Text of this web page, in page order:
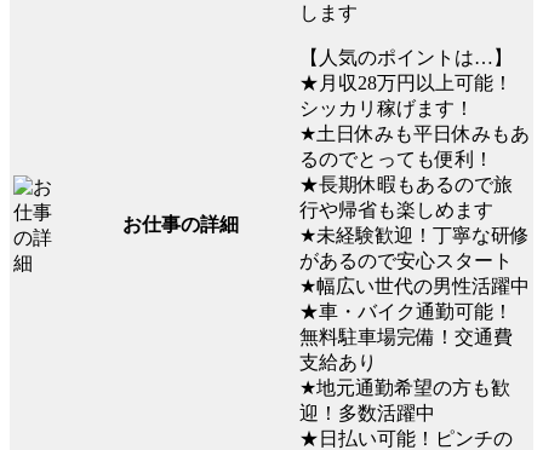
お仕事の詳細
します
【人気のポイントは…】
★月収28万円以上可能！
シッカリ稼げます！
★土日休みも平日休みもあ
るのでとっても便利！
★長期休暇もあるので旅
行や帰省も楽しめます
★未経験歓迎！丁寧な研修
があるので安心スタート
★幅広い世代の男性活躍中
★車・バイク通勤可能！
無料駐車場完備！交通費
支給あり
★地元通勤希望の方も歓
迎！多数活躍中
★日払い可能！ピンチの